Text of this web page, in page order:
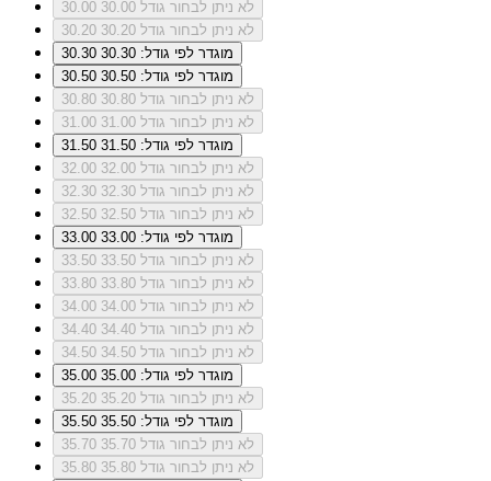
30.00
לא ניתן לבחור גודל 30.00
30.20
לא ניתן לבחור גודל 30.20
30.30
מוגדר לפי גודל: 30.30
30.50
מוגדר לפי גודל: 30.50
30.80
לא ניתן לבחור גודל 30.80
31.00
לא ניתן לבחור גודל 31.00
31.50
מוגדר לפי גודל: 31.50
32.00
לא ניתן לבחור גודל 32.00
32.30
לא ניתן לבחור גודל 32.30
32.50
לא ניתן לבחור גודל 32.50
33.00
מוגדר לפי גודל: 33.00
33.50
לא ניתן לבחור גודל 33.50
33.80
לא ניתן לבחור גודל 33.80
34.00
לא ניתן לבחור גודל 34.00
34.40
לא ניתן לבחור גודל 34.40
34.50
לא ניתן לבחור גודל 34.50
35.00
מוגדר לפי גודל: 35.00
35.20
לא ניתן לבחור גודל 35.20
35.50
מוגדר לפי גודל: 35.50
35.70
לא ניתן לבחור גודל 35.70
35.80
לא ניתן לבחור גודל 35.80